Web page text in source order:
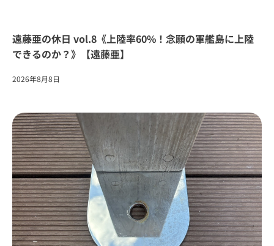
遠藤亜の休日 vol.8《上陸率60%！念願の軍艦島に上陸
できるのか？》【遠藤亜】
2026年8月8日